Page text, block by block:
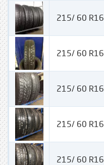
215/ 60 R16
215/ 60 R16
215/ 60 R16
215/ 60 R16
215/ 60 R16